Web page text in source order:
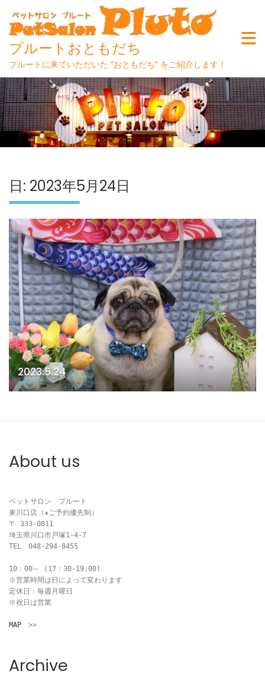
Skip
to
content
プルートおともだち
プルートに来ていただいた ”おともだち” をご紹介します！
日: 2023年5月24日
2023.5.24
About us
ペットサロン　プルート
東川口店（★ご予約優先制）
〒 333-0811
埼玉県川口市戸塚1-4-7
TEL　048-294-8455
10：00～ (17：30-19:00)
※営業時間は日によって変わります
定休日：毎週月曜日
※祝日は営業
MAP >>
Archive